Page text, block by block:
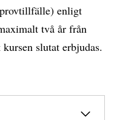
enligt
två år från
slutat erbjudas.